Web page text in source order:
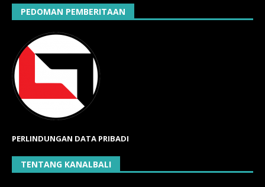
PEDOMAN PEMBERITAAN
PERLINDUNGAN DATA PRIBADI
TENTANG KANALBALI